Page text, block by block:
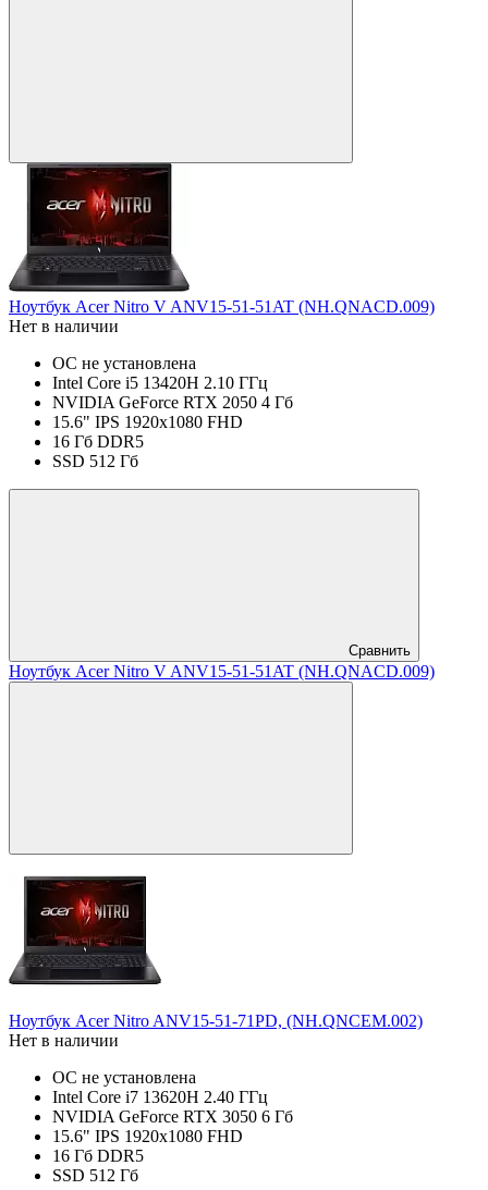
Ноутбук Acer Nitro V ANV15-51-51AT (NH.QNACD.009)
Нет в наличии
ОС не установлена
Intel Core i5 13420H 2.10 ГГц
NVIDIA GeForce RTX 2050 4 Гб
15.6" IPS 1920x1080 FHD
16 Гб DDR5
SSD 512 Гб
Сравнить
Ноутбук Acer Nitro V ANV15-51-51AT (NH.QNACD.009)
Ноутбук Acer Nitro ANV15-51-71PD, (NH.QNCEM.002)
Нет в наличии
ОС не установлена
Intel Core i7 13620H 2.40 ГГц
NVIDIA GeForce RTX 3050 6 Гб
15.6" IPS 1920x1080 FHD
16 Гб DDR5
SSD 512 Гб